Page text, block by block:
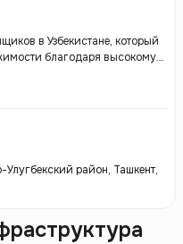
в Узбекистане, который
благодаря высокому
подходам в
от многоквартирных
позволяет удовлетворить
Улугбекский район, Ташкент,